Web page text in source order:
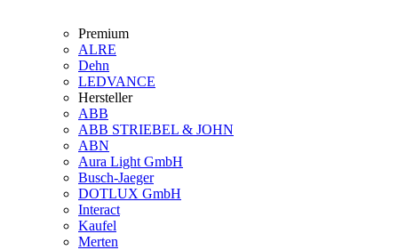
Premium
ALRE
Dehn
LEDVANCE
Hersteller
ABB
ABB STRIEBEL & JOHN
ABN
Aura Light GmbH
Busch-Jaeger
DOTLUX GmbH
Interact
Kaufel
Merten